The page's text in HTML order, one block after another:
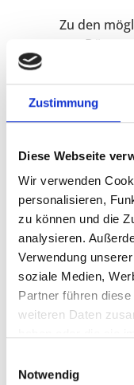
Zustimmung
Diese Webseite
Wir verwenden
personalisieren,
zu können und die
analysieren.
Verwendung
soziale Medien,
Partner führen
weiteren Daten
Notwendig
Zu den
von
Übelkeit,
und
diese mit
bevor Sie
7. Wie fühlt es
sein?
Im
meisten
schläfrig
können
das